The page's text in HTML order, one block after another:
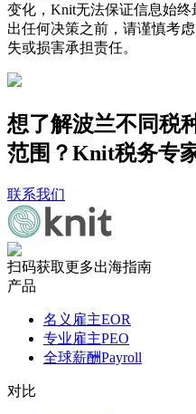
变化，Knit无法保证信息始
出任何决策之前，请谨慎考
失或损害承担责任。
想了解波兰不同税
范围？Knit税务专
联系我们
扫码获取更多出海指南
产品
名义雇主EOR
专业雇主PEO
全球薪酬Payroll
对比